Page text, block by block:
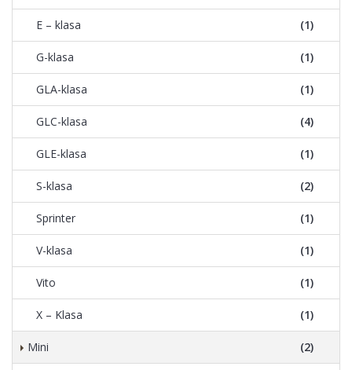
E – klasa (1)
G-klasa (1)
GLA-klasa (1)
GLC-klasa (4)
GLE-klasa (1)
S-klasa (2)
Sprinter (1)
V-klasa (1)
Vito (1)
X – Klasa (1)
Mini (2)